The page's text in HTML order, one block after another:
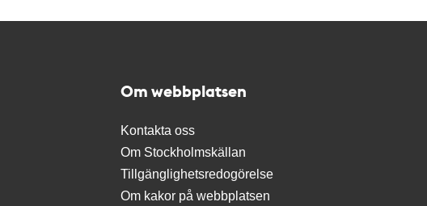
Om webbplatsen
Kontakta oss
Om Stockholmskällan
Tillgänglighetsredogörelse
Om kakor på webbplatsen